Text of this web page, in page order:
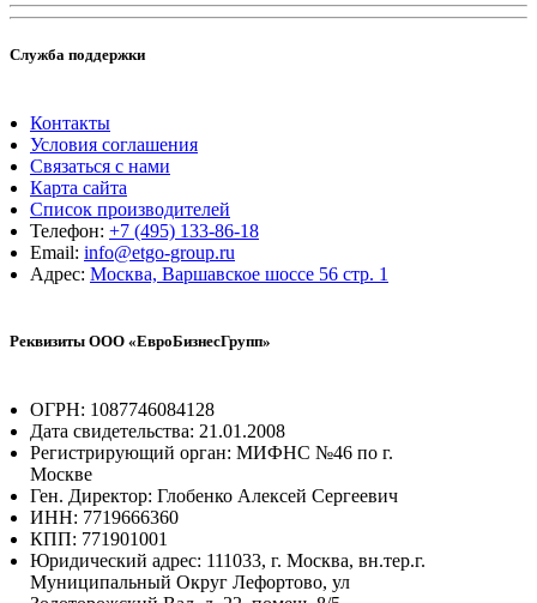
Служба поддержки
Контакты
Условия соглашения
Связаться с нами
Карта сайта
Список производителей
Телефон: +7 (495) 133-86-18
Email: info@etgo-group.ru
Адрес: Москва, Варшавское шоссе 56 стр. 1
Реквизиты ООО «ЕвроБизнесГрупп»
ОГРН: 1087746084128
Дата свидетельства: 21.01.2008
Регистрирующий орган: МИФНС №46 по г.
Москве
Ген. Директор: Глобенко Алексей Сергеевич
ИНН: 7719666360
КПП: 771901001
Юридический адрес: 111033, г. Москва, вн.тер.г.
Муниципальный Округ Лефортово, ул